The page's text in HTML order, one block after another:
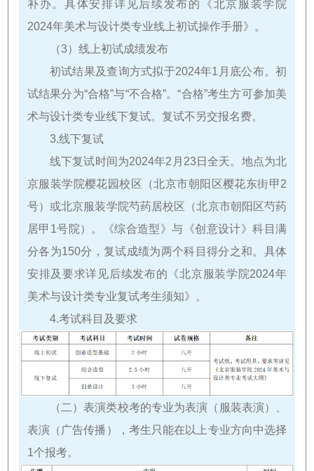
补办。具体安排详见后续发布的《北京服装学院
2024年美术与设计类专业线上初试操作手册》。
（3）线上初试成绩发布
初试结果及查询方式拟于2024年1月底公布。初
试结果分为“合格”与“不合格”。“合格”考生方可参加美
术与设计类专业线下复试。复试不另交报名费。
3.线下复试
线下复试时间为2024年2月23日全天。地点为北
京服装学院樱花园校区（北京市朝阳区樱花东街甲2
号）或北京服装学院芍药居校区（北京市朝阳区芍药
居甲1号院）。《综合造型》与《创意设计》科目满
分各为150分，复试成绩为两个科目得分之和。具体
安排及要求详见后续发布的《北京服装学院2024年
美术与设计类专业复试考生须知》。
4.考试科目及要求
（二）表演类校考的专业为表演（服装表演）、
表演（广告传播），考生只能在以上专业方向中选择
1个报考。